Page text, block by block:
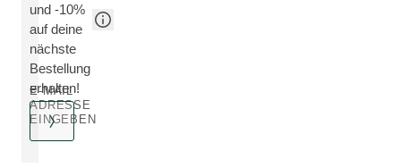
und -10%
auf deine
nächste
Bestellung
erhalten!
E-MAIL
ADRESSE
EINGEBEN